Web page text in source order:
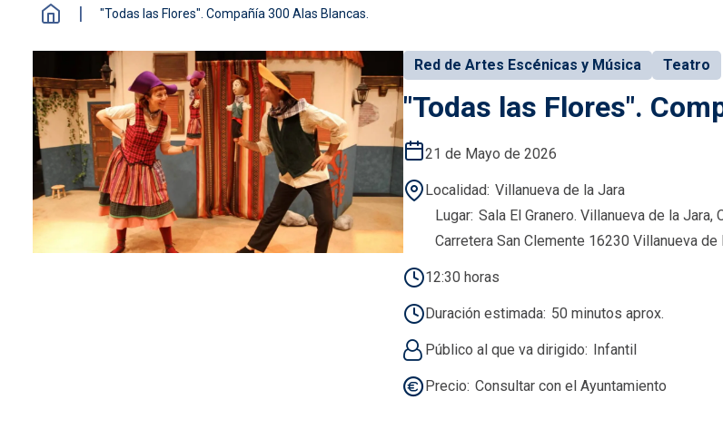
"Todas las Flores". Compañía 300 Alas Blancas.
Red de Artes Escénicas y Música Teatro
"Todas las Flores".
21 de Mayo de 2026
Localidad Villanueva de la Jara
Lugar Sala El Granero. Villanueva de la Jara,
Carretera San Clemente 16230 Villanueva de
12:30 horas
Duración estimada 50 minutos aprox.
Público al que va dirigido Infantil
Precio Consultar con el Ayuntamiento